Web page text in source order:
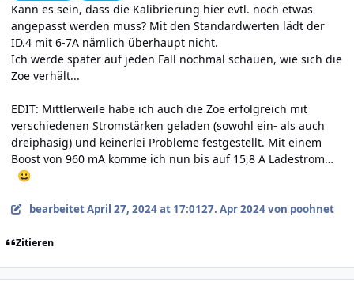
Kann es sein, dass die Kalibrierung hier evtl. noch etwas
angepasst werden muss? Mit den Standardwerten lädt der
ID.4 mit 6-7A nämlich überhaupt nicht.
Ich werde später auf jeden Fall nochmal schauen, wie sich die
Zoe verhält...
EDIT: Mittlerweile habe ich auch die Zoe erfolgreich mit
verschiedenen Stromstärken geladen (sowohl ein- als auch
dreiphasig) und keinerlei Probleme festgestellt. Mit einem
Boost von 960 mA komme ich nun bis auf 15,8 A Ladestrom…
😀
bearbeitetApril 27, 2024 at 17:0127. Apr 2024von poohnet
Zitieren